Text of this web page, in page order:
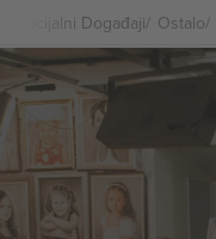
Specijalni Događaji Ostalo